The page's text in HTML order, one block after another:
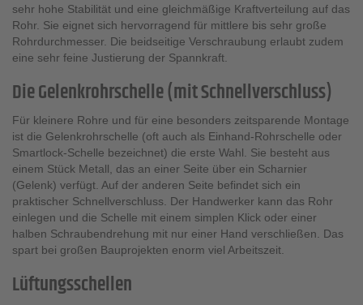
sehr hohe Stabilität und eine gleichmäßige Kraftverteilung auf das
Rohr. Sie eignet sich hervorragend für mittlere bis sehr große
Rohrdurchmesser. Die beidseitige Verschraubung erlaubt zudem
eine sehr feine Justierung der Spannkraft.
Die Gelenkrohrschelle (mit Schnellverschluss)
Für kleinere Rohre und für eine besonders zeitsparende Montage
ist die Gelenkrohrschelle (oft auch als Einhand-Rohrschelle oder
Smartlock-Schelle bezeichnet) die erste Wahl. Sie besteht aus
einem Stück Metall, das an einer Seite über ein Scharnier
(Gelenk) verfügt. Auf der anderen Seite befindet sich ein
praktischer Schnellverschluss. Der Handwerker kann das Rohr
einlegen und die Schelle mit einem simplen Klick oder einer
halben Schraubendrehung mit nur einer Hand verschließen. Das
spart bei großen Bauprojekten enorm viel Arbeitszeit.
Lüftungsschellen